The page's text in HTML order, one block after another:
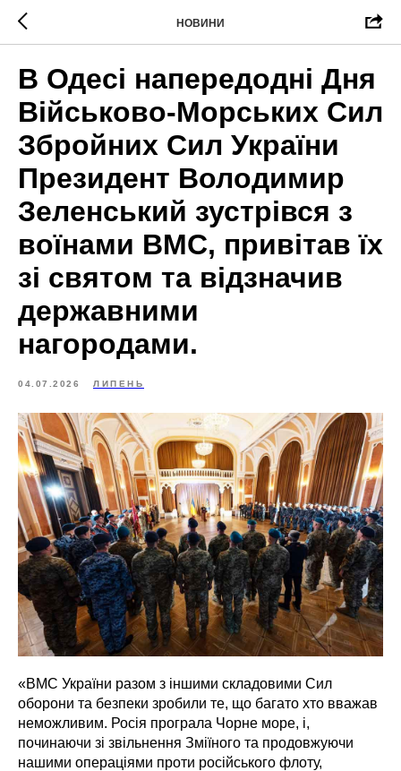
НОВИНИ
В Одесі напередодні Дня
Військово-Морських Сил
Збройних Сил України
Президент Володимир
Зеленський зустрівся з
воїнами ВМС, привітав їх
зі святом та відзначив
державними
нагородами.
04.07.2026 ЛИПЕНЬ
«ВМС України разом з іншими складовими Сил
оборони та безпеки зробили те, що багато хто вважав
неможливим. Росія програла Чорне море, і,
починаючи зі звільнення Зміїного та продовжуючи
нашими операціями проти російського флоту,